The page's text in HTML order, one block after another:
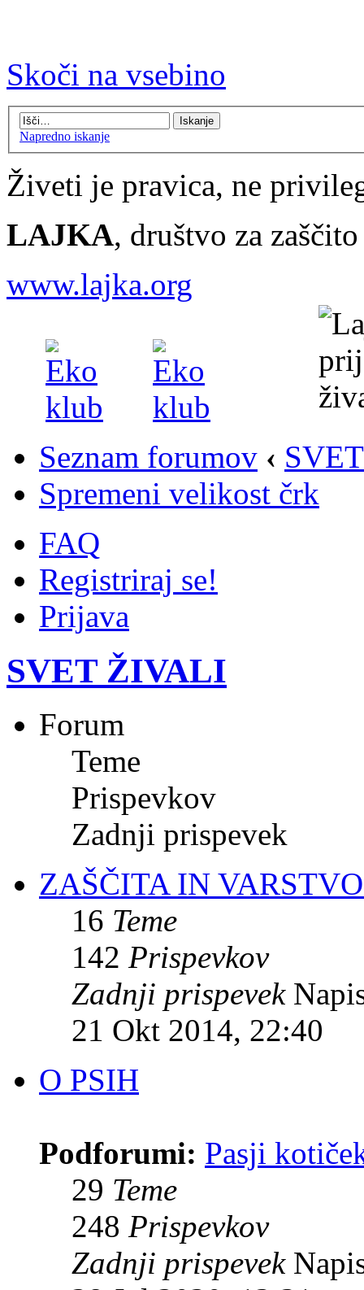
Skoči na vsebino
Napredno iskanje
Živeti je pravica, ne
LAJKA, društvo za
www.lajka.org
Seznam forumov ‹
Spremeni velikost črk
FAQ
Registriraj se!
Prijava
SVET ŽIVALI
Forum
Teme
Prispevkov
Zadnji prispevek
ZAŠČITA IN
16 Teme
142 Prispevkov
Zadnji prispevek
21 Okt 2014, 22:40
O PSIH
Podforumi: Pasji
29 Teme
248 Prispevkov
Zadnji prispevek